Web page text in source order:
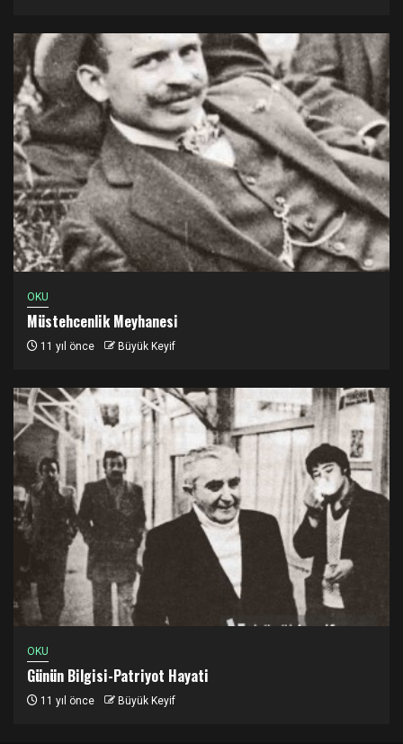
OKU
Müstehcenlik Meyhanesi
11 yıl önce Büyük Keyif
OKU
Günün Bilgisi-Patriyot Hayati
11 yıl önce Büyük Keyif